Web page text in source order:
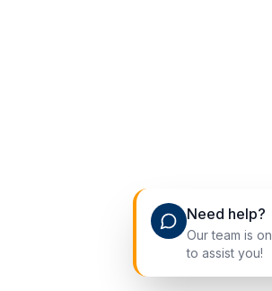
Need help?
Our team is
to assist you!